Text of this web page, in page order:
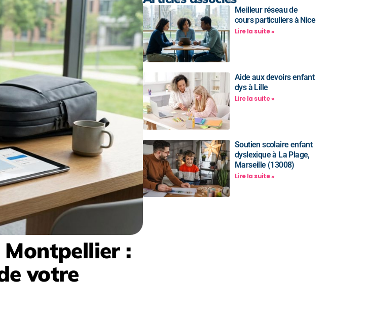
Montpellier:
votre
Meilleur réseau de
cours particuliers à Nice
Lire la suite »
Aide aux devoirs enfant
dys à Lille
Lire la suite »
Soutien scolaire enfant
dyslexique à La Plage,
Marseille (13008)
Lire la suite »